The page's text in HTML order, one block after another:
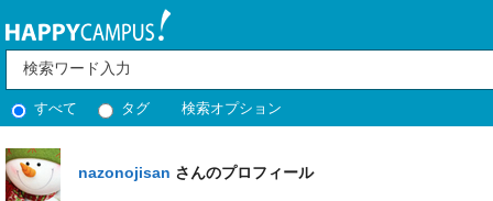
すべて タグ 検索オプション
nazonojisan さんのプロフィール